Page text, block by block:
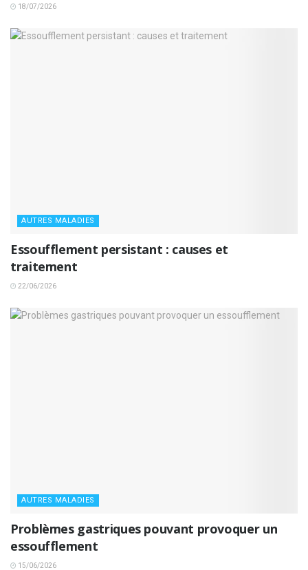
18/07/2026
AUTRES MALADIES
Essoufflement persistant : causes et
traitement
22/06/2026
AUTRES MALADIES
Problèmes gastriques pouvant provoquer un
essoufflement
15/06/2026